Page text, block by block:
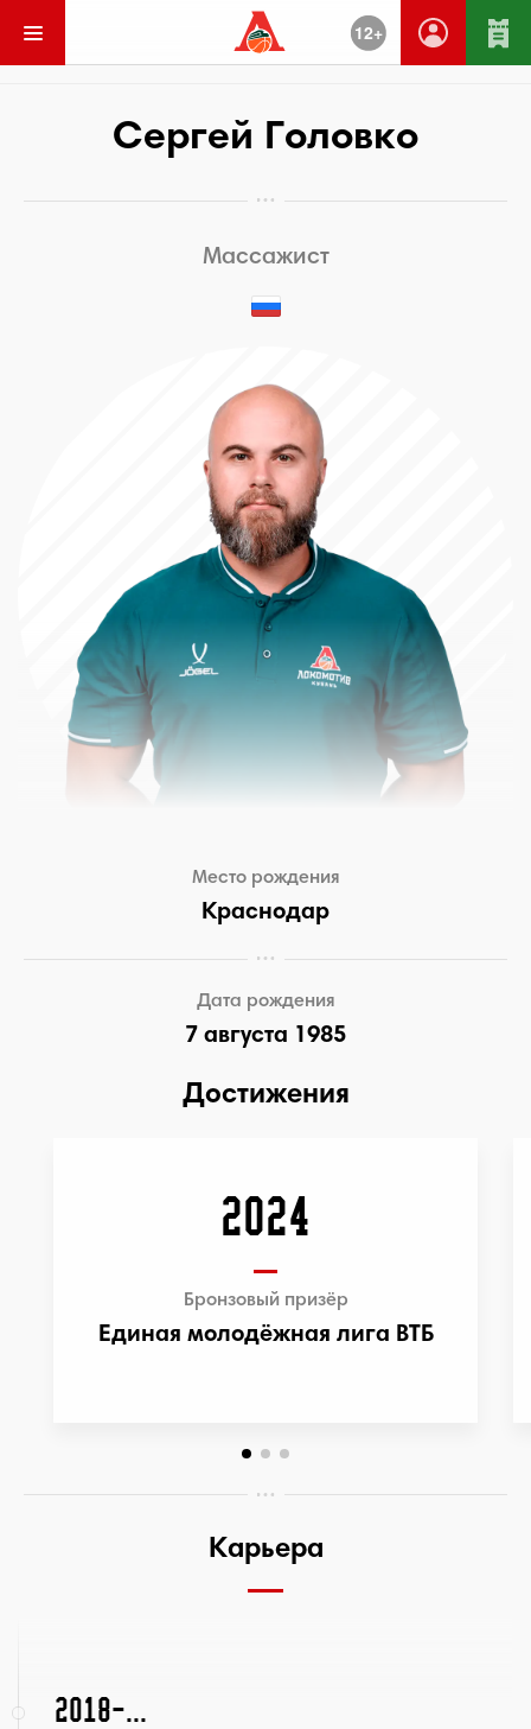
12+
Сергей Головко
Массажист
Место рождения
Краснодар
Дата рождения
7 августа 1985
Достижения
2024
Бронзовый призёр
Единая молодёжная лига ВТБ
Карьера
2018-...